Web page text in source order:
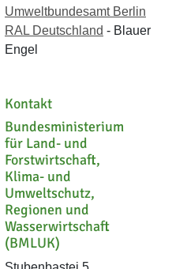
Umweltbundesamt Berlin
RAL Deutschland - Blauer
Engel
Kontakt
Bundesministerium
für Land- und
Forstwirtschaft,
Klima- und
Umweltschutz,
Regionen und
Wasserwirtschaft
(BMLUK)